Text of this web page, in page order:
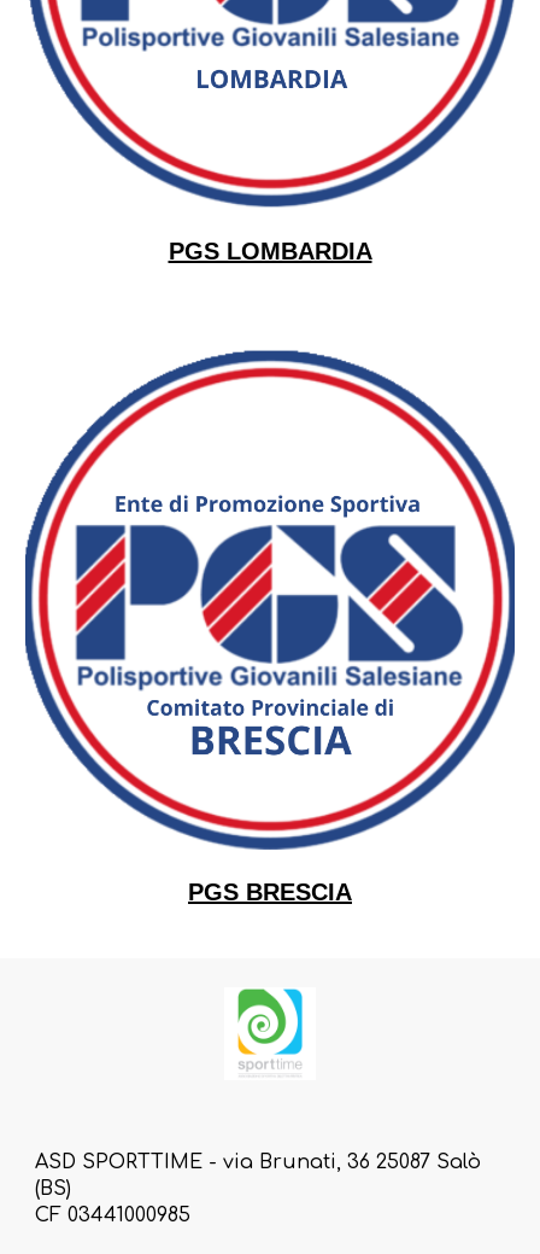
PGS LOMBARDIA
PGS BRESCIA
ASD SPORTTIME - via Brunati, 36 25087 Salò
(BS)
CF 03441000985